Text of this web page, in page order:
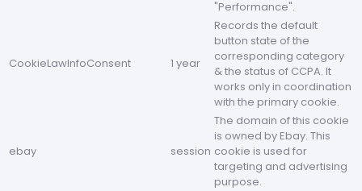
"Performance".
CookieLawInfoConsent 1 year
Records the default
button state of the
corresponding category
& the status of CCPA. It
works only in coordination
with the primary cookie.
ebay session
The domain of this cookie
is owned by Ebay. This
cookie is used for
targeting and advertising
purpose.